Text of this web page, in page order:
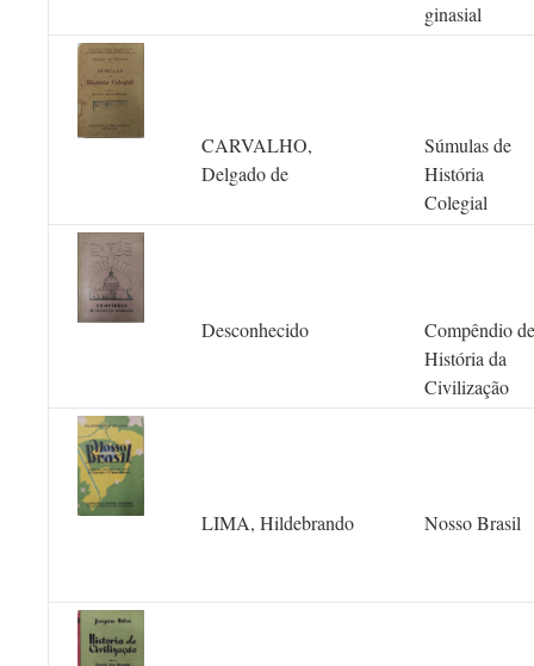
ginasial
CARVALHO,
Delgado de
Súmulas de
História
Colegial
Desconhecido
Compêndio de
História da
Civilização
LIMA, Hildebrando Nosso Brasil